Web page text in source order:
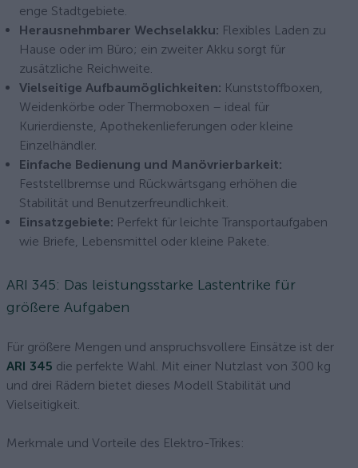
enge Stadtgebiete.
Herausnehmbarer Wechselakku: Flexibles Laden zu
Hause oder im Büro; ein zweiter Akku sorgt für
zusätzliche Reichweite.
Vielseitige Aufbaumöglichkeiten: Kunststoffboxen,
Weidenkörbe oder Thermoboxen – ideal für
Kurierdienste, Apothekenlieferungen oder kleine
Einzelhändler.
Einfache Bedienung und Manövrierbarkeit:
Feststellbremse und Rückwärtsgang erhöhen die
Stabilität und Benutzerfreundlichkeit.
Einsatzgebiete: Perfekt für leichte Transportaufgaben
wie Briefe, Lebensmittel oder kleine Pakete.
ARI 345: Das leistungsstarke Lastentrike für
größere Aufgaben
Für größere Mengen und anspruchsvollere Einsätze ist der
ARI 345 die perfekte Wahl. Mit einer Nutzlast von 300 kg
und drei Rädern bietet dieses Modell Stabilität und
Vielseitigkeit.
Merkmale und Vorteile des Elektro-Trikes: